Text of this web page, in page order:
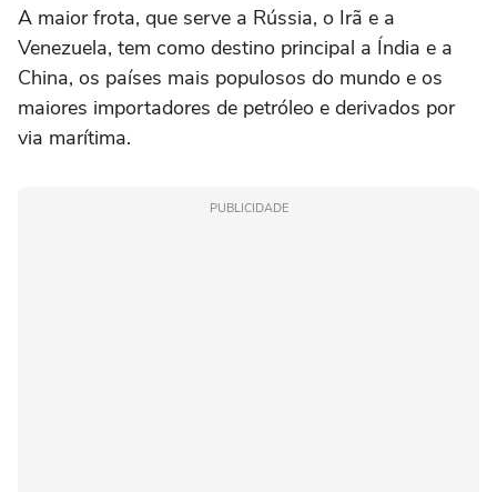
A maior frota, que serve a Rússia, o Irã e a
Venezuela, tem como destino principal a Índia e a
China, os países mais populosos do mundo e os
maiores importadores de petróleo e derivados por
via marítima.
PUBLICIDADE